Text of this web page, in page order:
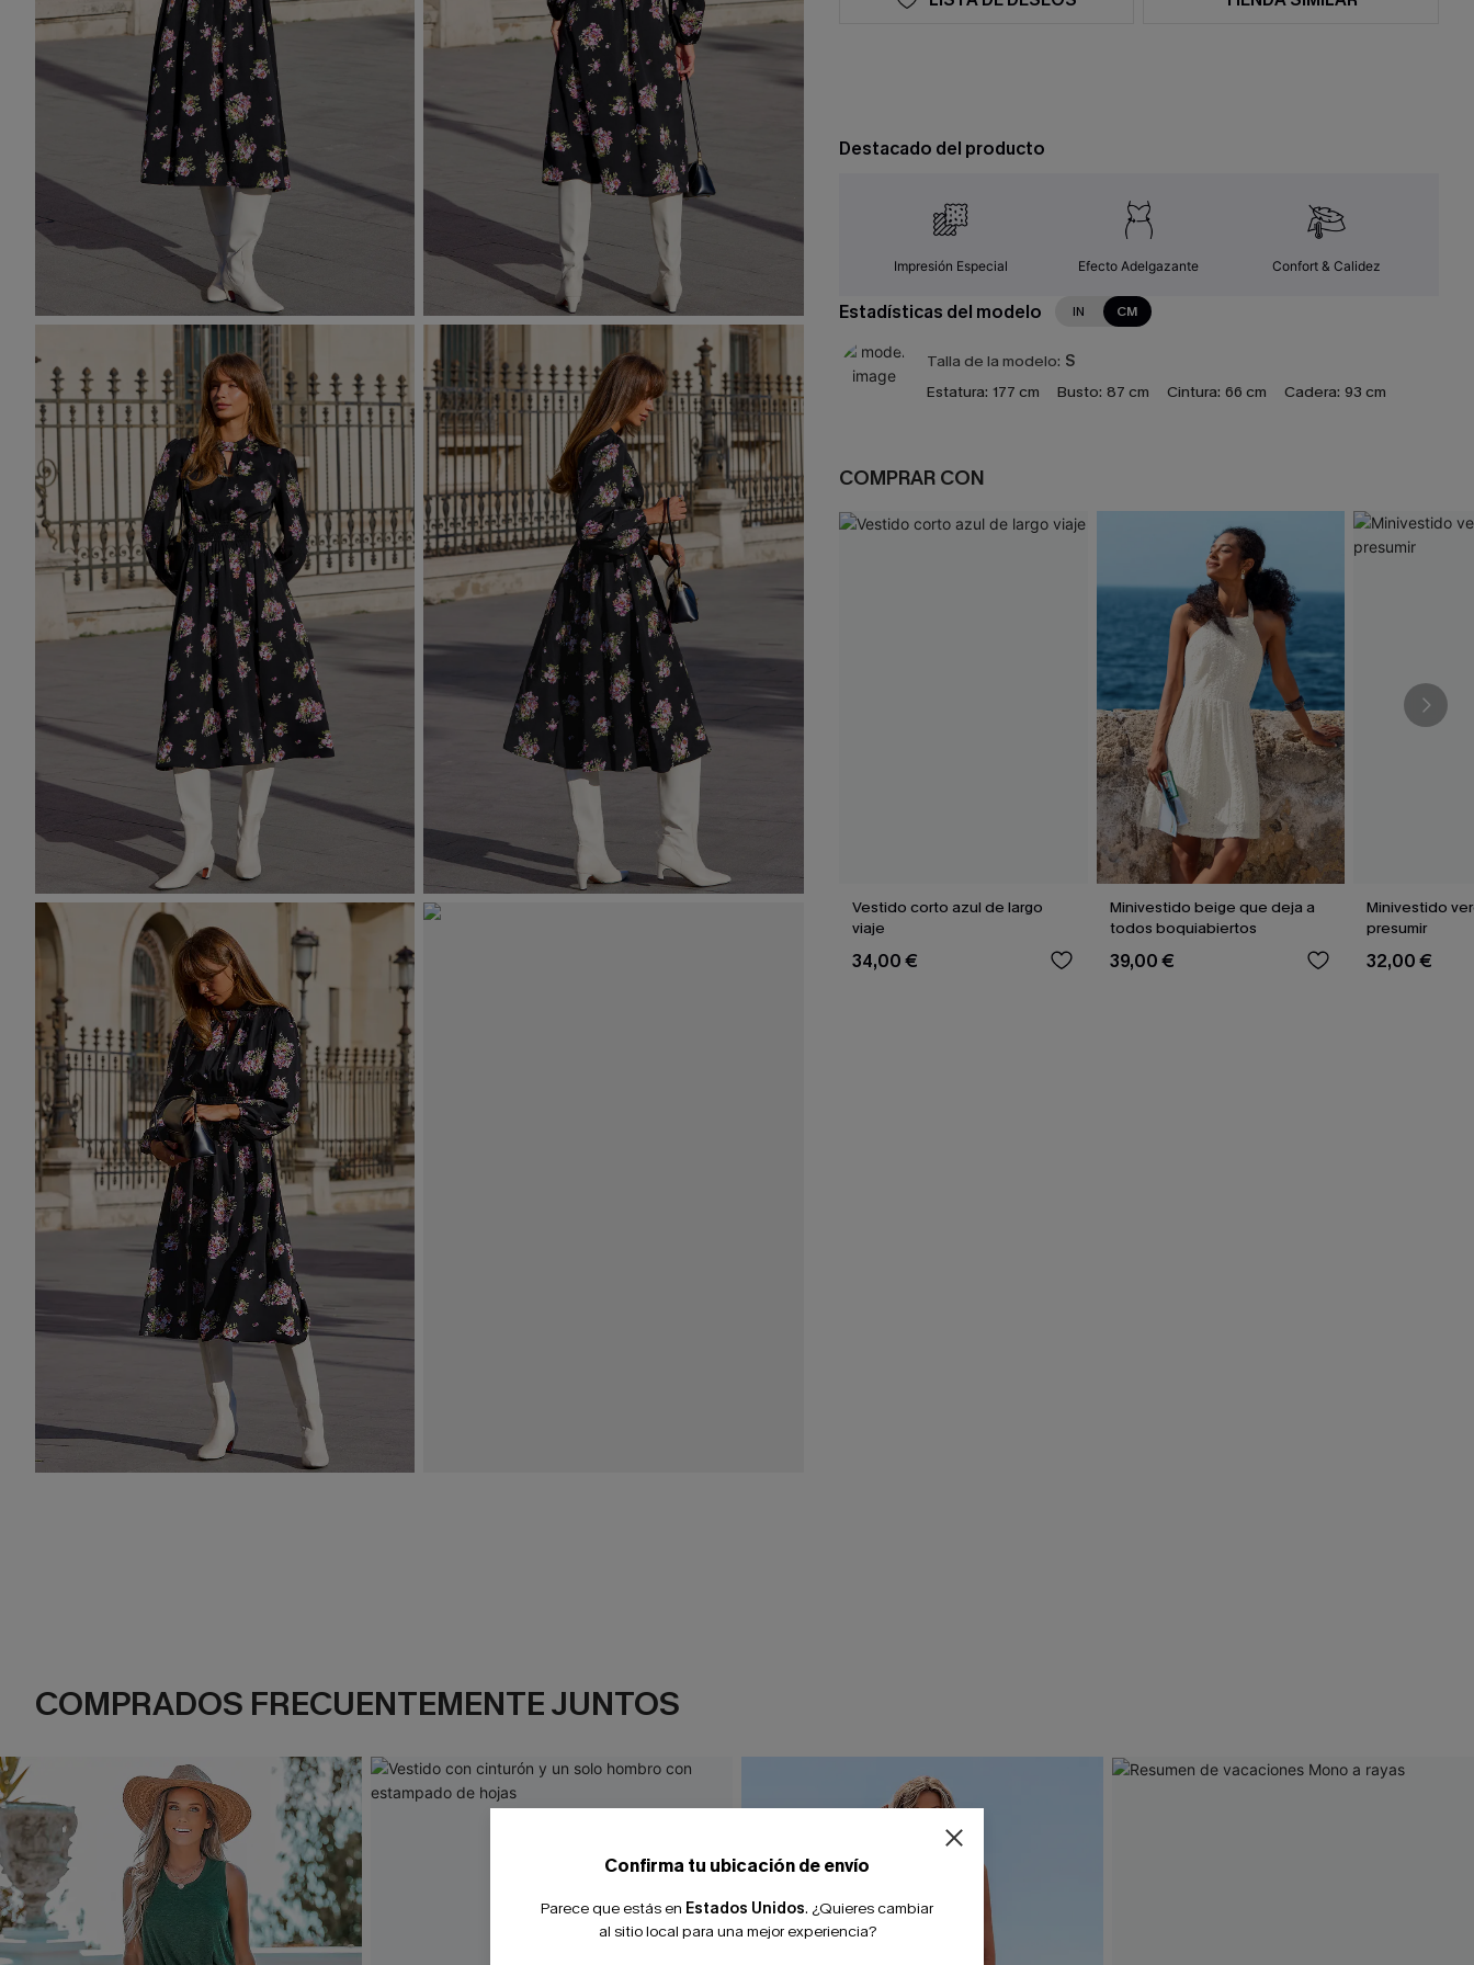
Destacado del producto
Impresión Especial Efecto Adelgazante Confort & Calidez
Estadísticas del modelo IN CM
Talla de la modelo: S
Estatura: 177 cm Busto: 87 cm Cintura: 66 cm Cadera: 93 cm
COMPRAR CON
Vestido corto azul de largo
viaje
34,00 €
Minivestido beige que deja a
todos boquiabiertos
39,00 €
Minivestido
presumir
32,00 €
COMPRADOS FRECUENTEMENTE JUNTOS
Confirma tu ubicación de envío
Parece que estás en Estados Unidos. ¿Quieres cambiar
al sitio local para una mejor experiencia?
-10% extra sin compra mínima